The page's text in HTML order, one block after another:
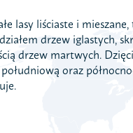
lasy liściaste i
drzew iglastych,
drzew martwych.
oraz